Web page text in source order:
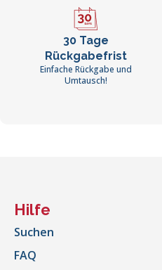
30 Tage
Rückgabefrist
Einfache Rückgabe und
Umtausch!
Hilfe
Suchen
FAQ